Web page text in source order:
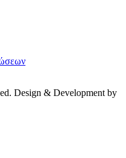
Design & Development by